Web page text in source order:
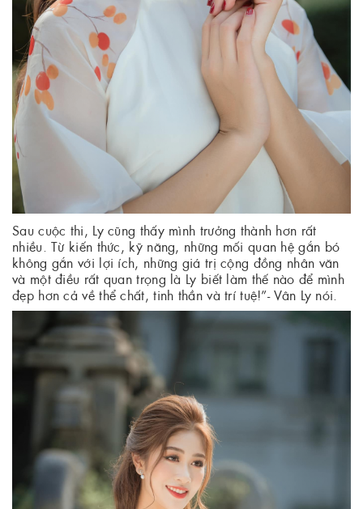
Sau cuộc thi, Ly cũng thấy mình trưởng thành hơn rất
nhiều. Từ kiến thức, kỹ năng, những mối quan hệ gắn bó
không gắn với lợi ích, những giá trị cộng đồng nhân văn
và một điều rất quan trọng là Ly biết làm thế nào để mình
đẹp hơn cả về thể chất, tinh thần và trí tuệ!”- Vân Ly nói.